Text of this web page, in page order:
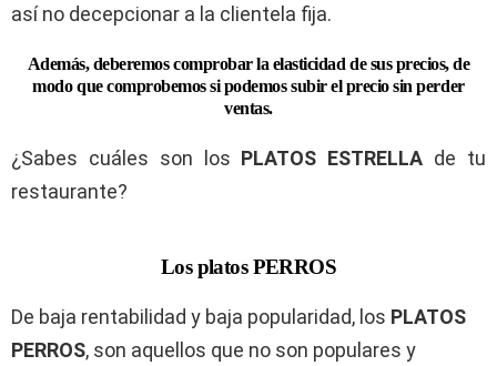
así no decepcionar a la clientela fija.
Además, deberemos comprobar la elasticidad de sus precios, de
modo que comprobemos si podemos subir el precio sin perder
ventas.
¿Sabes cuáles son los PLATOS ESTRELLA de tu
restaurante?
Los platos PERROS
De baja rentabilidad y baja popularidad, los PLATOS
PERROS, son aquellos que no son populares y